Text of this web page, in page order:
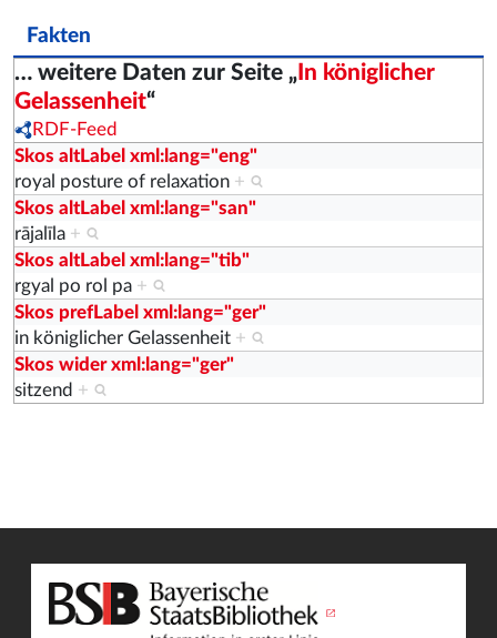
Fakten
… weitere Daten zur Seite „ In königlicher
Gelassenheit“
RDF-Feed
Skos altLabel xml:lang="eng"
royal posture of relaxation +
Skos altLabel xml:lang="san"
rājalīla +
Skos altLabel xml:lang="tib"
rgyal po rol pa +
Skos prefLabel xml:lang="ger"
in königlicher Gelassenheit +
Skos wider xml:lang="ger"
sitzend +